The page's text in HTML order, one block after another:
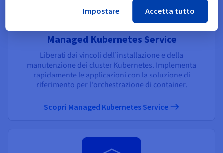
Managed Kubernetes Service
Liberati dai vincoli dell’installazione e della
manutenzione dei cluster Kubernetes. Implementa
rapidamente le applicazioni con la soluzione di
riferimento per l'orchestrazione di container.
Scopri Managed Kubernetes Service
Impostare Accetta tutto